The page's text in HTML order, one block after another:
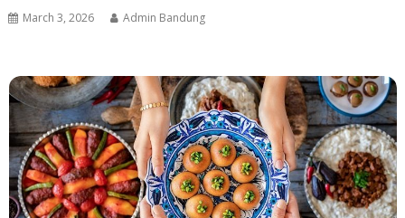
March 3, 2026 Admin Bandung